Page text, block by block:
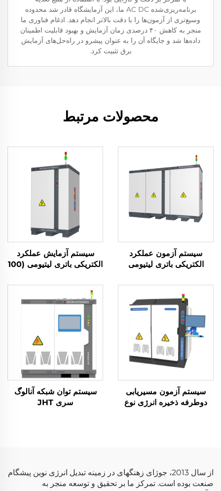
برنامه‌ریزی‌شده AC DC ما، این آزمایشگاه قادر شد محدوده
وسیع‌تری از آزمون‌ها را با دقت بالاتر انجام دهد. ادغام فناوری ما
منجر به کاهش ۴۰ درصدی زمان آزمایش و بهبود قابلیت اطمینان
داده‌ها شد و جایگاه آن را به عنوان پیشرو در راه‌حل‌های آزمایش
برق تثبیت کرد.
محصولات مرتبط
سیستم آزمون عملکرد
الکتریکی باتری لیتیومی
سیستم آزمایش عملکرد
الکتریکی باتری لیتیومی (100
سیستم آزمون مسیریابی
دوطرفه ذخیره انرژی نوع
سیستم توان شبکه آنالوگ
سری JHT
از سال 2013، جوژای زهنگهای در زمینه تبدیل انرژی نوین پیشگام
صنعت بوده است. تمرکز ما بر تحقیق و توسعه منجر به